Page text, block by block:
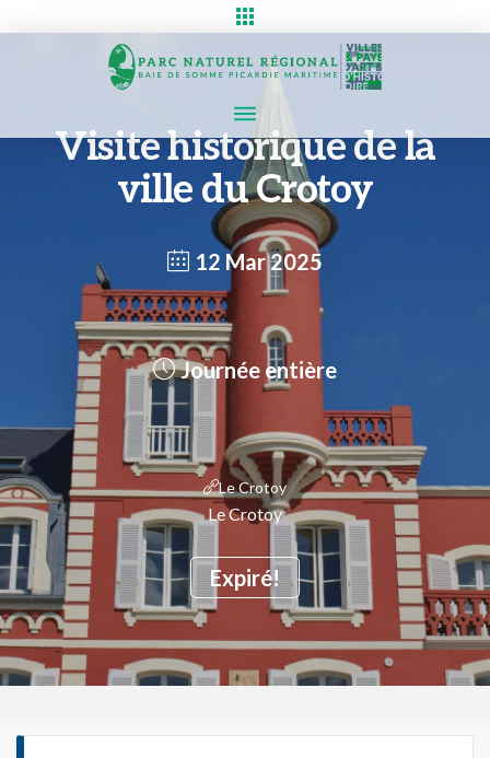
Visite historique de la
ville du Crotoy
12 Mar 2025
Expiré!
Journée entière
Le Crotoy
Le Crotoy